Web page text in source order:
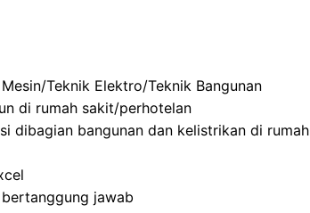
Teknik Elektro/Teknik Bangunan
di rumah sakit/perhotelan
dibagian bangunan dan kelistrikan di rumah
jawab